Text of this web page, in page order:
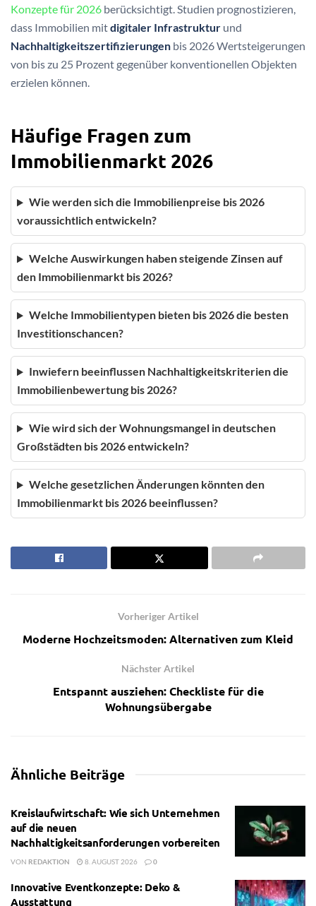
Konzepte für 2026 berücksichtigt. Studien prognostizieren,
dass Immobilien mitdigitaler Infrastruktur und
Nachhaltigkeitszertifizierungen bis 2026 Wertsteigerungen
von bis zu 25 Prozent gegenüber konventionellen Objekten
erzielen können.
Häufige Fragen zum
Immobilienmarkt 2026
Wie werden sich die Immobilienpreise bis 2026
voraussichtlich entwickeln?
Welche Auswirkungen haben steigende Zinsen auf
den Immobilienmarkt bis 2026?
Welche Immobilientypen bieten bis 2026 die besten
Investitionschancen?
Inwiefern beeinflussen Nachhaltigkeitskriterien die
Immobilienbewertung bis 2026?
Wie wird sich der Wohnungsmangel in deutschen
Großstädten bis 2026 entwickeln?
Welche gesetzlichen Änderungen könnten den
Immobilienmarkt bis 2026 beeinflussen?
Vorheriger Artikel
Moderne Hochzeitsmoden: Alternativen zum Kleid
Nächster Artikel
Entspannt ausziehen: Checkliste für die
Wohnungsübergabe
Ähnliche Beiträge
Kreislaufwirtschaft: Wie sich Unternehmen
auf die neuen
Nachhaltigkeitsanforderungen vorbereiten
VON REDAKTION 8. AUGUST 2026 0
Innovative Eventkonzepte: Deko &
Ausstattung